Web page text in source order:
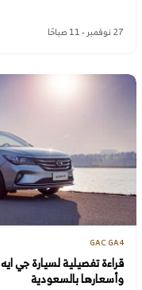
27 نوفمبر - 11 صباحًا
GAC GA4
وأسعارها بالسعودية